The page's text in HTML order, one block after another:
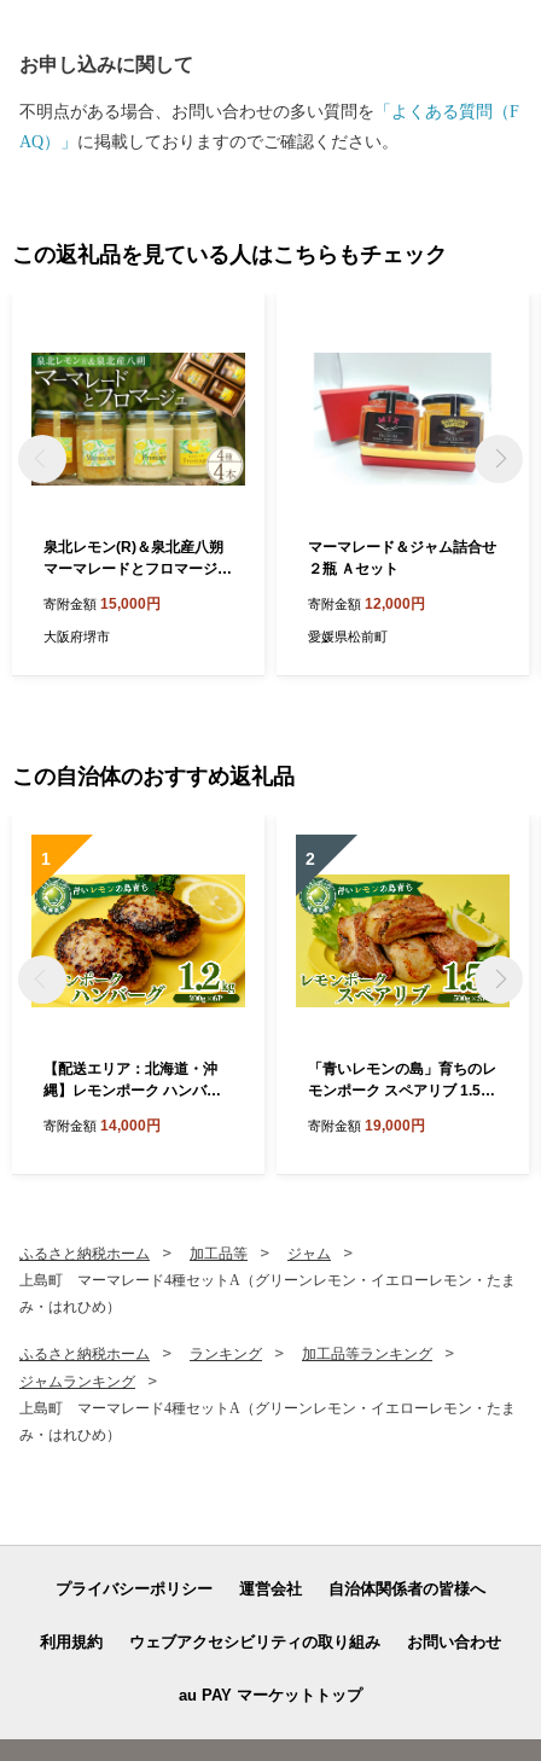
お申し込みに関して
不明点がある場合、お問い合わせの多い質問を 「よくある質問（F
AQ）」 に掲載しておりますのでご確認ください。
この返礼品を見ている人はこちらもチェック
泉北レモン(R)＆泉北産八朔
マーマレードとフロマージュ
寄附金額 15,000円
大阪府堺市
マーマレード＆ジャム詰合せ
２瓶 Ａセット
寄附金額 12,000円
愛媛県松前町
この自治体のおすすめ返礼品
1
【配送エリア：北海道・沖
縄】レモンポーク ハンバー
豚肉 ハンバーグ 1200g 冷凍
寄附金額 14,000円
2
「青いレモンの島」育ちのレ
モンポーク スペアリブ 1.5kg
モンポーク 豚 豚肉 ポーク 冷
寄附金額 19,000円
ふるさと納税ホーム 加工品等
ジャム
上島町 マーマレード4種セットA（グリーンレモン・イエローレモン・たま
み・はれひめ）
ふるさと納税ホーム ランキング
加工品等ランキング
ジャムランキング
上島町 マーマレード4種セットA（グリーンレモン・イエローレモン・たま
み・はれひめ）
プライバシーポリシー 運営会社 自治体関係者の皆様へ
利用規約 ウェブアクセシビリティの取り組み お問い合わせ
au PAY マーケットトップ